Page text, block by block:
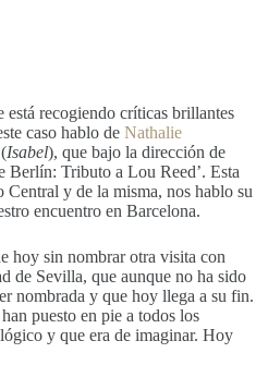
está recogiendo críticas brillantes
caso hablo de Nathalie
(Isabel), que bajo la dirección de
Berlín: Tributo a Lou Reed’. Esta
Central y de la misma, nos hablo su
encuentro en Barcelona.
hoy sin nombrar otra visita con
de Sevilla, que aunque no ha sido
nombrada y que hoy llega a su fin.
han puesto en pie a todos los
y que era de imaginar. Hoy